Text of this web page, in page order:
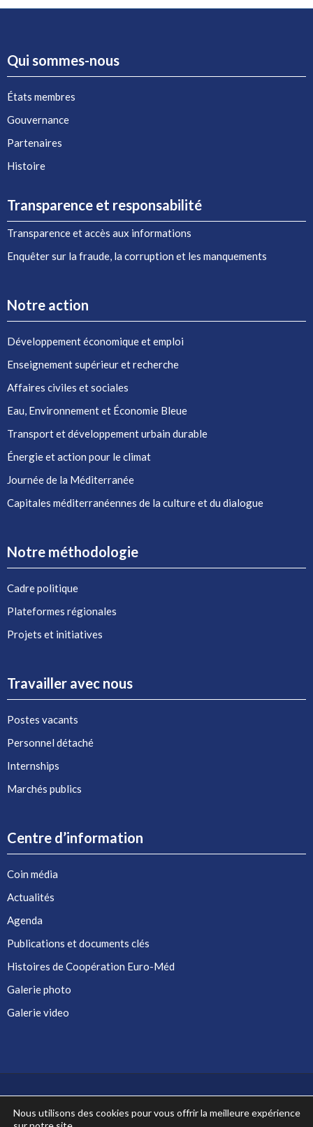
Qui sommes-nous
États membres
Gouvernance
Partenaires
Histoire
Transparence et responsabilité
Transparence et accès aux informations
Enquêter sur la fraude, la corruption et les manquements
Notre action
Développement économique et emploi
Enseignement supérieur et recherche
Affaires civiles et sociales
Eau, Environnement et Économie Bleue
Transport et développement urbain durable
Énergie et action pour le climat
Journée de la Méditerranée
Capitales méditerranéennes de la culture et du dialogue
Notre méthodologie
Cadre politique
Plateformes régionales
Projets et initiatives
Travailler avec nous
Postes vacants
Personnel détaché
Internships
Marchés publics
Centre d’information
Coin média
Actualités
Agenda
Publications et documents clés
Histoires de Coopération Euro-Méd
Galerie photo
Galerie video
Nous utilisons des cookies pour vous offrir la meilleure expérience